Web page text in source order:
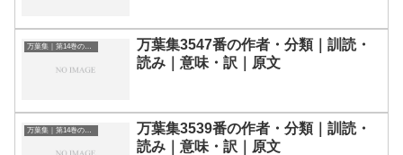
万葉集｜第14巻の和歌一覧
万葉集3547番の作者・分類｜訓読・
読み｜意味・訳｜原文
万葉集｜第14巻の和歌一覧
万葉集3539番の作者・分類｜訓読・
読み｜意味・訳｜原文